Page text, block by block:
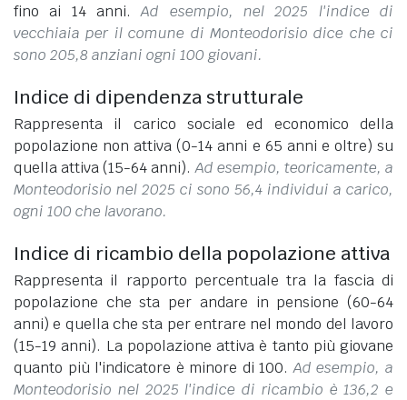
fino ai 14 anni.Ad esempio, nel 2025 l'indice di
vecchiaia per il comune di Monteodorisio dice che ci
sono 205,8 anziani ogni 100 giovani.
Indice di dipendenza strutturale
Rappresenta il carico sociale ed economico della
popolazione non attiva (0-14 anni e 65 anni e oltre) su
quella attiva (15-64 anni).Ad esempio, teoricamente, a
Monteodorisio nel 2025 ci sono 56,4 individui a carico,
ogni 100 che lavorano.
Indice di ricambio della popolazione attiva
Rappresenta il rapporto percentuale tra la fascia di
popolazione che sta per andare in pensione (60-64
anni) e quella che sta per entrare nel mondo del lavoro
(15-19 anni). La popolazione attiva è tanto più giovane
quanto più l'indicatore è minore di 100.Ad esempio, a
Monteodorisio nel 2025 l'indice di ricambio è 136,2 e